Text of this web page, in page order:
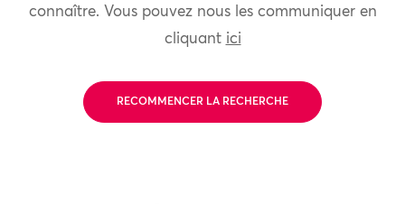
connaître. Vous pouvez nous les communiquer en
cliquant ici
RECOMMENCER LA RECHERCHE